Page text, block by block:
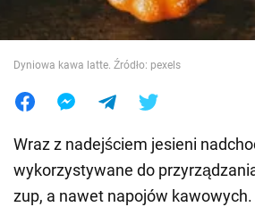
Jedzenie
Dyniowa kawa latte. Źródło: pexels
Wraz z nadejściem jesieni
wykorzystywane do
zup, a nawet napojów